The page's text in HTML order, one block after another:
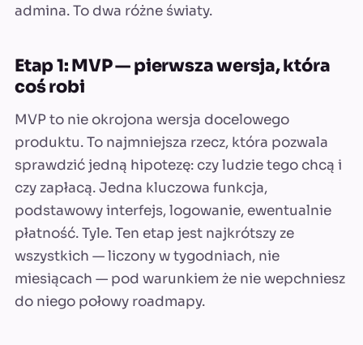
admina. To dwa różne światy.
Etap 1: MVP — pierwsza wersja, która
coś robi
MVP to nie okrojona wersja docelowego
produktu. To najmniejsza rzecz, która pozwala
sprawdzić jedną hipotezę: czy ludzie tego chcą i
czy zapłacą. Jedna kluczowa funkcja,
podstawowy interfejs, logowanie, ewentualnie
płatność. Tyle. Ten etap jest najkrótszy ze
wszystkich — liczony w tygodniach, nie
miesiącach — pod warunkiem że nie wepchniesz
do niego połowy roadmapy.